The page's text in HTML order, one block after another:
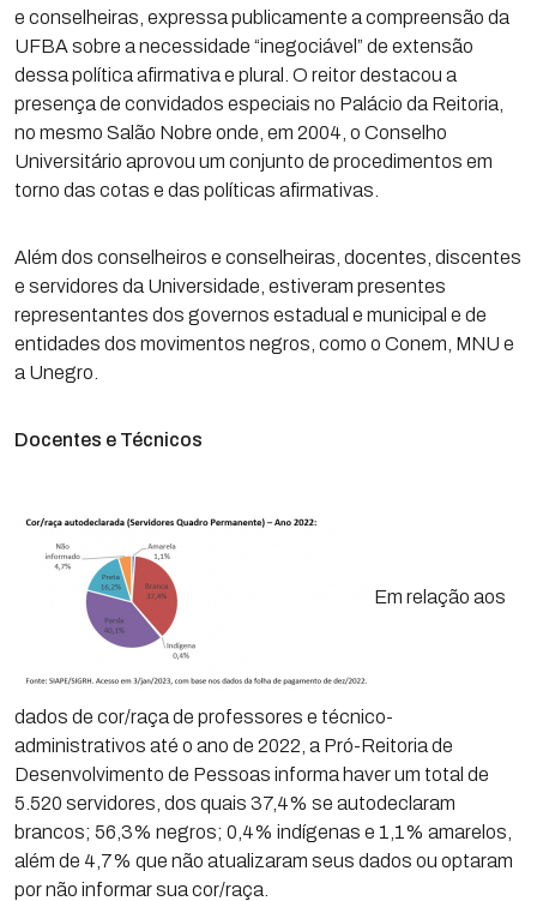
e conselheiras, expressa publicamente a compreensão da
UFBA sobre a necessidade “inegociável” de extensão
dessa política afirmativa e plural. O reitor destacou a
presença de convidados especiais no Palácio da Reitoria,
no mesmo Salão Nobre onde, em 2004, o Conselho
Universitário aprovou um conjunto de procedimentos em
torno das cotas e das políticas afirmativas.
Além dos conselheiros e conselheiras, docentes, discentes
e servidores da Universidade, estiveram presentes
representantes dos governos estadual e municipal e de
entidades dos movimentos negros, como o Conem, MNU e
a Unegro.
Docentes e Técnicos
Em relação aos
dados de cor/raça de professores e técnico-
administrativos até o ano de 2022, a Pró-Reitoria de
Desenvolvimento de Pessoas informa haver um total de
5.520 servidores, dos quais 37,4% se autodeclaram
brancos; 56,3% negros; 0,4% indígenas e 1,1% amarelos,
além de 4,7% que não atualizaram seus dados ou optaram
por não informar sua cor/raça.